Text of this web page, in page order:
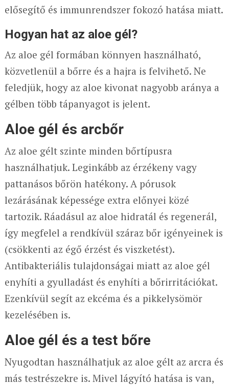
elősegítő és immunrendszer fokozó hatása miatt.
Hogyan hat az aloe gél?
Az aloe gél formában könnyen használható,
közvetlenül a bőrre és a hajra is felvihető. Ne
feledjük, hogy az aloe kivonat nagyobb aránya a
gélben több tápanyagot is jelent.
Aloe gél és arcbőr
Az aloe gélt szinte minden bőrtípusra
használhatjuk. Leginkább az érzékeny vagy
pattanásos bőrön hatékony. A pórusok
lezárásának képessége extra előnyei közé
tartozik. Ráadásul az aloe hidratál és regenerál,
így megfelel a rendkívül száraz bőr igényeinek is
(csökkenti az égő érzést és viszketést).
Antibakteriális tulajdonságai miatt az aloe gél
enyhíti a gyulladást és enyhíti a bőrirritációkat.
Ezenkívül segít az ekcéma és a pikkelysömör
kezelésében is.
Aloe gél és a test bőre
Nyugodtan használhatjuk az aloe gélt az arcra és
más testrészekre is. Mivel lágyító hatása is van,